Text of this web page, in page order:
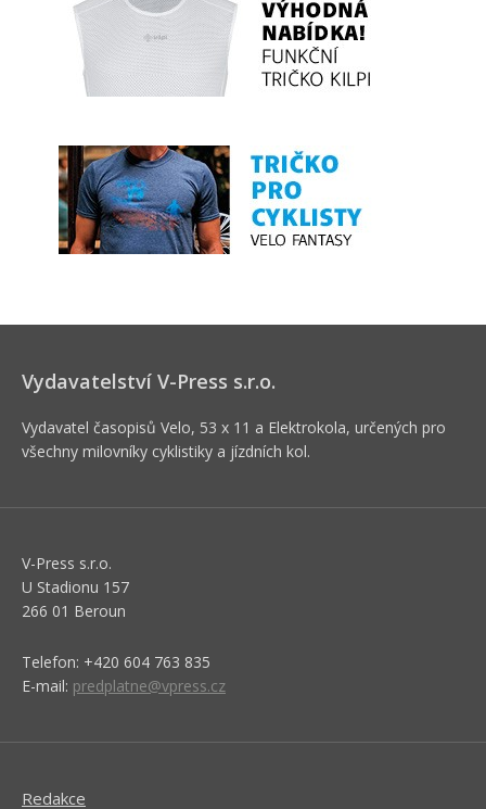
Vydavatelství V-Press s.r.o.
Vydavatel časopisů Velo, 53 x 11 a Elektrokola, určených pro
všechny milovníky cyklistiky a jízdních kol.
V-Press s.r.o.
U Stadionu 157
266 01 Beroun
Telefon: +420 604 763 835
E-mail: predplatne@vpress.cz
Redakce